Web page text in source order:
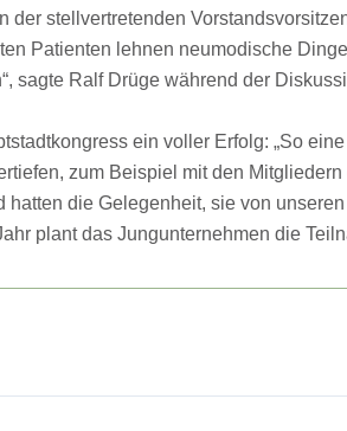
der stellvertretenden
Patienten lehnen neumodische
sagte Ralf Drüge während der
ein voller Erfolg: „So
zum Beispiel mit den
hatten die Gelegenheit, sie von
plant das Jungunternehmen die